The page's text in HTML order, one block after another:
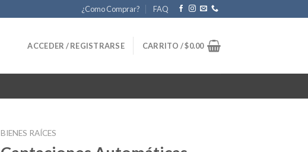
¿Como Comprar? FAQ
ACCEDER / REGISTRARSE CARRITO /$0.00
BIENES RAÍCES